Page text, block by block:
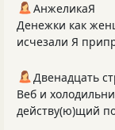
АнжеликаЯ
Денежки как
исчезали Я
Двенадцать
Веб и
действу(ю)щий